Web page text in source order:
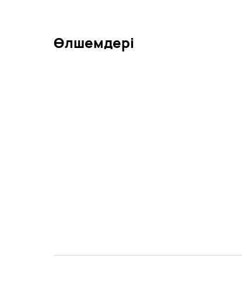
Өлшемдері